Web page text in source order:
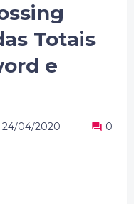
Totais
e
24/04/2020 0